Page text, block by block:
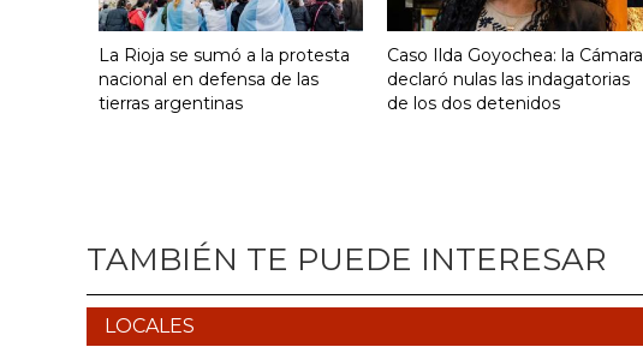
La Rioja se sumó a la protesta
nacional en defensa de las
tierras argentinas
Caso Ilda Goyochea: la Cámara
declaró nulas las indagatorias
de los dos detenidos
TAMBIÉN TE PUEDE INTERESAR
LOCALES